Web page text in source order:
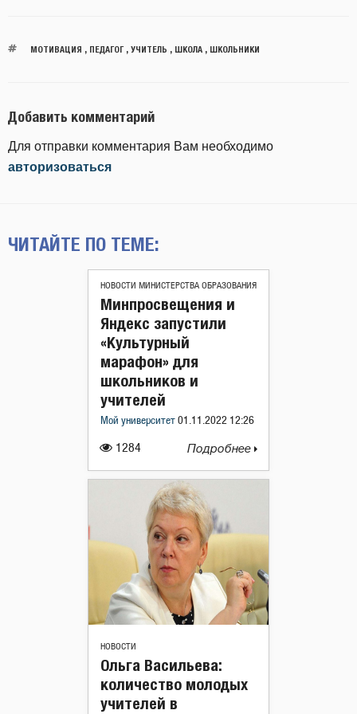
МОТИВАЦИЯ , ПЕДАГОГ, УЧИТЕЛЬ , ШКОЛА, ШКОЛЬНИКИ
Добавить комментарий
Для отправки комментария Вам необходимо
авторизоваться
ЧИТАЙТЕ ПО ТЕМЕ:
НОВОСТИ МИНИСТЕРСТВА ОБРАЗОВАНИЯ
1284
Минпросвещения и
Яндекс запустили
«Культурный
марафон» для
школьников и
учителей
Мой университет 01.11.2022 12:26
Подробнее
НОВОСТИ
Ольга Васильева:
количество молодых
учителей в